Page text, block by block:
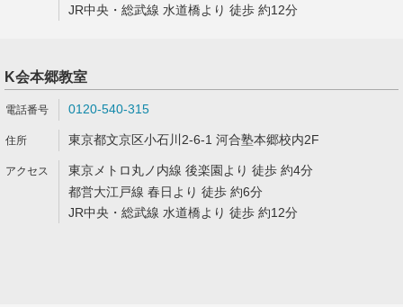
JR中央・総武線 水道橋より 徒歩 約12分
K会本郷教室
0120-540-315
東京都文京区小石川2-6-1 河合塾本郷校内2F
東京メトロ丸ノ内線 後楽園より 徒歩 約4分
都営大江戸線 春日より 徒歩 約6分
JR中央・総武線 水道橋より 徒歩 約12分